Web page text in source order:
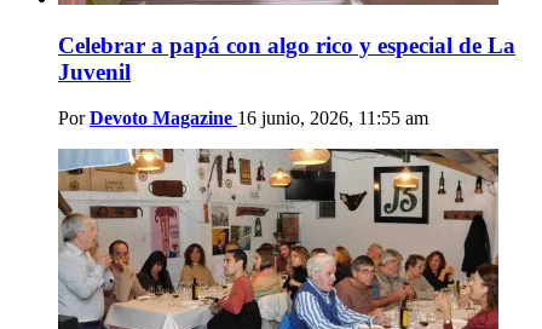
Celebrar a papá con algo rico y especial de La
Juvenil
Por Devoto Magazine 16 junio, 2026, 11:55 am